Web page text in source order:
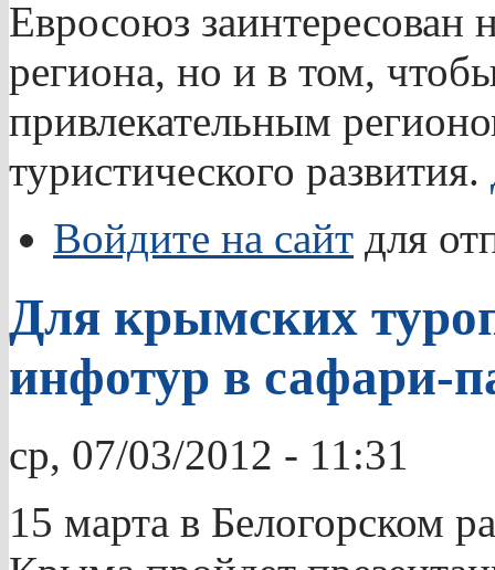
Евросоюз заинтересован
региона, но и в том,
привлекательным
туристического развития.
Войдите на сайт для
Для крымских
инфотур в сафари-
ср, 07/03/2012 - 11:31
15 марта в Белогорском